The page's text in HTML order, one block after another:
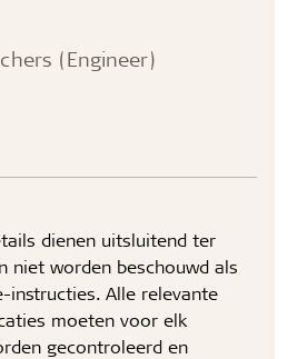
(Engineer)
dienen uitsluitend ter
niet worden beschouwd als
instructies. Alle relevante
moeten voor elk
gecontroleerd en